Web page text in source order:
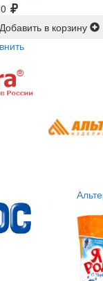
Добавить в корзину